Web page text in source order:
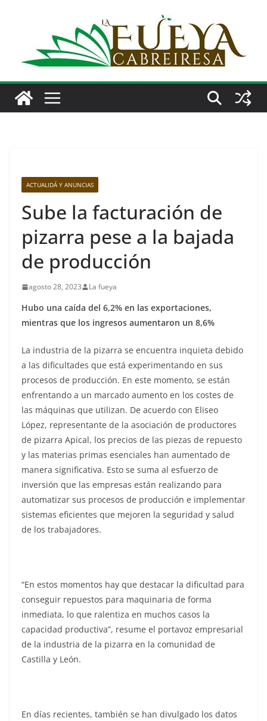
ACTUALIDÁ Y ANUNCIAS
Sube la facturación de
pizarra pese a la bajada
de producción
agosto 28, 2023 La fueya
Hubo una caída del 6,2% en las exportaciones,
mientras que los ingresos aumentaron un 8,6%
La industria de la pizarra se encuentra inquieta debido
a las dificultades que está experimentando en sus
procesos de producción. En este momento, se están
enfrentando a un marcado aumento en los costes de
las máquinas que utilizan. De acuerdo con Eliseo
López, representante de la asociación de productores
de pizarra Apical, los precios de las piezas de repuesto
y las materias primas esenciales han aumentado de
manera significativa. Esto se suma al esfuerzo de
inversión que las empresas están realizando para
automatizar sus procesos de producción e implementar
sistemas eficientes que mejoren la seguridad y salud
de los trabajadores.
“En estos momentos hay que destacar la dificultad para
conseguir repuestos para maquinaria de forma
inmediata, lo que ralentiza en muchos casos la
capacidad productiva”, resume el portavoz empresarial
de la industria de la pizarra en la comunidad de
Castilla y León.
En días recientes, también se han divulgado los datos